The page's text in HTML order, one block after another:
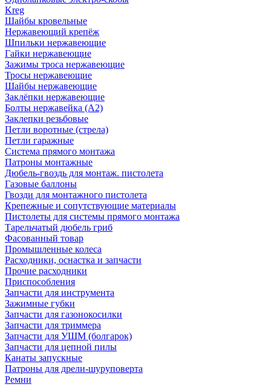
Kreg
Шайбы кровельные
Нержавеющий крепёж
Шпильки нержавеющие
Гайки нержавеющие
Зажимы троса нержавеющие
Тросы нержавеющие
Шайбы нержавеющие
Заклёпки нержавеющие
Болты нержавейка (А2)
Заклепки резьбовые
Петли воротные (стрела)
Петли гаражные
Система прямого монтажа
Патроны монтажные
Дюбель-гвоздь для монтаж. пистолета
Газовые баллоны
Гвозди для монтажного пистолета
Крепежные и сопутствующие материалы
Пистолеты для системы прямого монтажа
Тарельчатый дюбель гриб
Фасованный товар
Промышленные колеса
Расходники, оснастка и запчасти
Прочие расходники
Приспособления
Запчасти для инструмента
Зажимные губки
Запчасти для газонокосилки
Запчасти для триммера
Запчасти для УШМ (болгарок)
Запчасти для цепной пилы
Канаты запускные
Патроны для дрели-шуруповерта
Ремни